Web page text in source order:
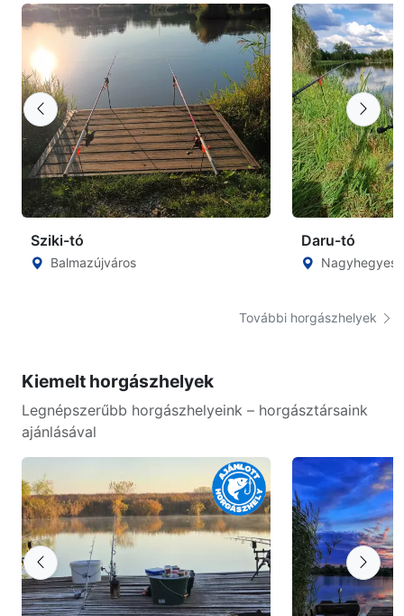
Sziki-tó
Balmazújváros
Daru-tó
Nagyhegyes
További horgászhelyek
Kiemelt horgászhelyek
Legnépszerűbb horgászhelyeink – horgásztársaink
ajánlásával